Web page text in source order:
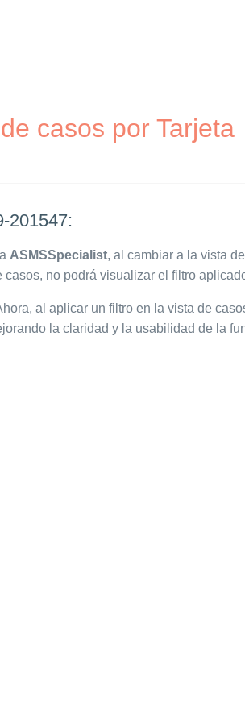
casos por Tarjeta
201547:
ASMSSpecialist, al cambiar a la vista
no podrá visualizar el filtro
al aplicar un filtro en la vista de
la claridad y la usabilidad de la